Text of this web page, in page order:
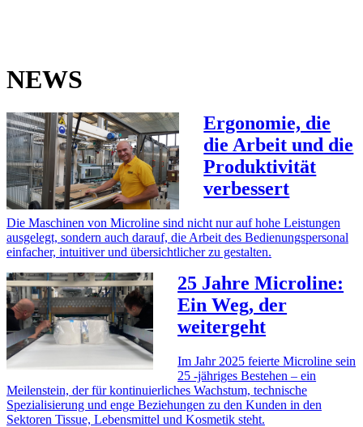
NEWS
Ergonomie, die
die Arbeit und die
Produktivität
verbessert
Die Maschinen von Microline sind nicht nur auf hohe Leistungen
ausgelegt, sondern auch darauf, die Arbeit des Bedienungspersonal
einfacher, intuitiver und übersichtlicher zu gestalten.
25 Jahre Microline:
Ein Weg, der
weitergeht
Im Jahr 2025 feierte Microline sein
25 -jähriges Bestehen – ein
Meilenstein, der für kontinuierliches Wachstum, technische
Spezialisierung und enge Beziehungen zu den Kunden in den
Sektoren Tissue, Lebensmittel und Kosmetik steht.